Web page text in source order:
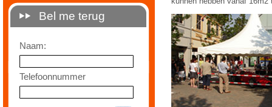
Bel me terug
Naam:
Telefoonnummer